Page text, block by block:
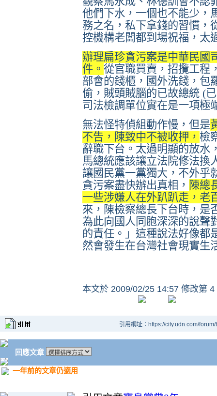
他們下水，一個也不能少，
務之名，私下拿錢的習慣，
控機構老闆都到場祝福，太
辦理扁珍貪污案是中華民國
件。 從官職買賣，招攬工程
部會的錢櫃，國外洗錢，包
偷，賊頭賊腦的已故總統 (
司法檢調單位實在是一項極
無法怪特偵組動作慢，但是
不告，陳致中不被收押， 檢
辭職下台。太過明顯的放水
馬總統應該讓立法院修法換
讓國民黨一黨獨大，不外乎
貪污案盡快辦出真相， 陳總
一些涉嫌人在外趴趴走，老
來，陳檢察總長下台時，是
為此向國人同胞深深的說聲
的責任。」這種說法好像都
然會發生在台灣社會現實生
本文於 2009/02/25 14:57 修改第 4
引用網址：https://city.udn.com/
回應文章
一年前的文章仍適用